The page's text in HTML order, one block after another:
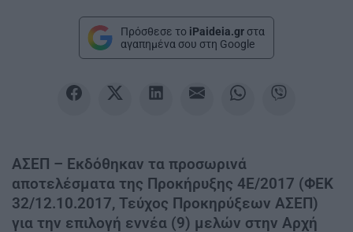
Πρόσθεσε το iPaideia.gr στα
αγαπημένα σου στη Google
ΑΣΕΠ – Εκδόθηκαν τα προσωρινά
αποτελέσματα της Προκήρυξης 4Ε/2017 (ΦΕΚ
32/12.10.2017, Τεύχος Προκηρύξεων ΑΣΕΠ)
για την επιλογή εννέα (9) μελών στην Αρχή